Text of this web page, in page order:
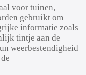
voor tuinen,
gebruikt om
informatie zoals
tintje aan de
weerbestendigheid